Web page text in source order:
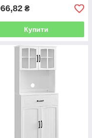
₴
Купити